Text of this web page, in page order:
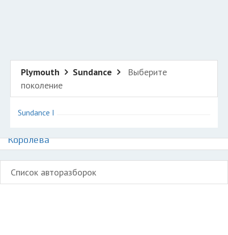
Plymouth Sundance
Выберите
поколение
Sundance I
Королёва
Список авторазборок